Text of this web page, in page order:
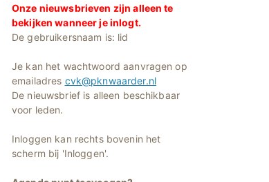
Onze nieuwsbrieven zijn alleen te
bekijken wanneer je inlogt.
De gebruikersnaam is: lid
Je kan het wachtwoord aanvragen op
emailadres cvk@pknwaarder.nl
De nieuwsbrief is alleen beschikbaar
voor leden.
Inloggen kan rechts bovenin het
scherm bij 'Inloggen'.